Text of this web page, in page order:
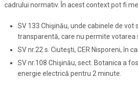
cadrului normativ. În acest context pot fi
SV 133 Chişinău, unde cabinele de vot
transparentă, care nu permite votarea
SV nr.22 s. Ciuteşti, CER Nisporeni, în
SV nr.108 Chişinău, sect. Botanica a
energie electrică pentru 2 minute.